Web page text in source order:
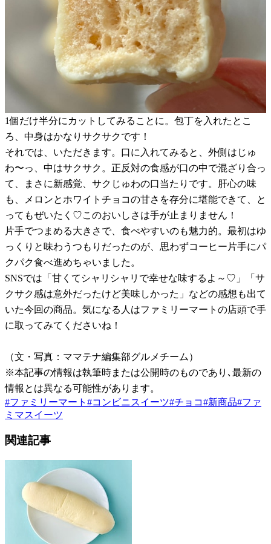
1個だけ半分にカットしてみることに。包丁を入れたとこ
ろ、中身はかなりサクサクです！
それでは、いただきます。口に入れてみると、外側はじゅ
わ〜っ、中はサクサク。正反対の食感が口の中で混ざり合っ
て、まさに新感覚、サクじゅわの口当たりです。肝心の味
も、メロンとホワイトチョコの甘さを存分に堪能できて、と
ってもぜいたく♡このおいしさは手が止まりません！
片手でつまめる大きさで、食べやすいのも魅力的。最初はゆ
っくりと味わうつもりだったのが、思わずコーヒー片手にパ
クパク食べ進めちゃいました。
SNSでは「甘くてシャリシャリで幸せな味するよ～♡」「サ
クサク感は意外だったけど美味しかった」などの感想も出て
いた今回の商品。気になる人はファミリーマートの店頭で手
に取ってみてくださいね！
（文・写真：ママテナ編集部グルメチーム）
※本記事の情報は執筆時または公開時のものであり､最新の
情報とは異なる可能性があります。
#ファミリーマート #コンビニスイーツ#チョコ#新商品#ファ
ミマスイーツ
関連記事